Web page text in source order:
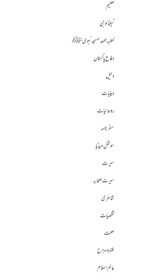
تعلیم
ٹیکنالوجی
خطبہ جمعہ مسجد نبوی ﷺ
دفاع پاکستان
دلیل
دینیات
روحانیات
سفرنامہ
سوشل میڈیا
سیرت
سیرت صحابہ
شاعری
شخصیات
صحت
طنز و مزاح
عالم اسلام